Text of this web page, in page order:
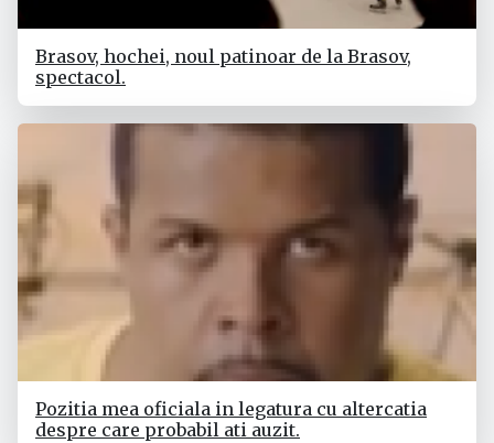
Brasov, hochei, noul patinoar de la Brasov,
spectacol.
Pozitia mea oficiala in legatura cu altercatia
despre care probabil ati auzit.